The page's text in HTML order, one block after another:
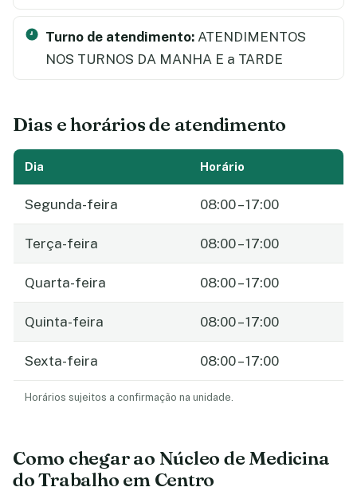
Turno de atendimento: ATENDIMENTOS
NOS TURNOS DA MANHA E a TARDE
Dias e horários de atendimento
Dia Horário
Segunda-feira 08:00 – 17:00
Terça-feira 08:00 – 17:00
Quarta-feira 08:00 – 17:00
Quinta-feira 08:00 – 17:00
Sexta-feira 08:00 – 17:00
Horários sujeitos a confirmação na unidade.
Como chegar ao Núcleo de Medicina
do Trabalho em Centro